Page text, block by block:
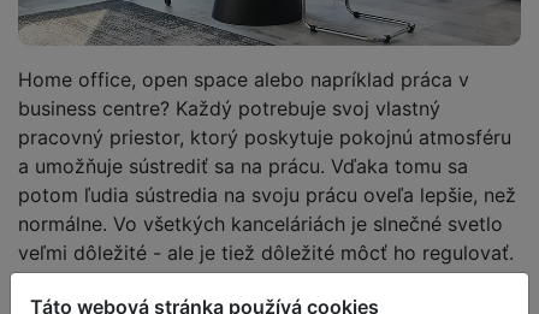
Táto webová stránka používá cookies
Home office, open space alebo napríklad práca v
business centre? Každý potrebuje svoj vlastný
pracovný priestor, ktorý poskytuje pokojnú atmosféru
a umožňuje sústrediť sa na prácu. Vďaka tomu sa
potom ľudia sústredia na svoju prácu oveľa lepšie, než
normálne. Vo všetkých kanceláriách je slnečné svetlo
veľmi dôležité - ale je tiež dôležité môcť ho regulovať.
Spríjemňuje pracovné prostredie.